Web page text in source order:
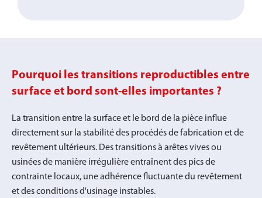
Pourquoi les transitions reproductibles entre
surface et bord sont-elles importantes ?
La transition entre la surface et le bord de la pièce influe
directement sur la stabilité des procédés de fabrication et de
revêtement ultérieurs. Des transitions à arêtes vives ou
usinées de manière irrégulière entraînent des pics de
contrainte locaux, une adhérence fluctuante du revêtement
et des conditions d'usinage instables.